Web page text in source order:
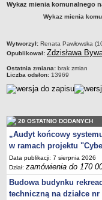
Związki i
Plan
Plan ogólny Gminy
Miejscowy Plan
terenów Gminy Boniewo
petycje
ponowne
pomoc prawna
Punkt potwierdzania
Porozumienia
Infromacje w zakresie
Wykaz mienia komunalnego
Wykaz mienia
metryczka
Wytworzył: Renata Pawłowska
Opublikował: Zdzisława
Ostatnia zmiana: brak zmian
Liczba odsłon: 13969
20 OSTATNIO DODANYCH
„Audyt końcowy
w ramach projektu
Data publikacji: 7 sierpnia 2026
Dział:zamówienia do 170
Budowa budynku
techniczną na działce